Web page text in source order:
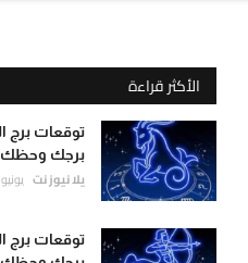
الأكثر قراءة
برجك وحظك
يلا نيوز نت يونيو 30, 2026